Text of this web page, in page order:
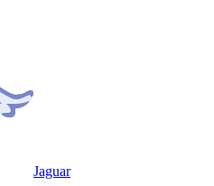
Jaguar